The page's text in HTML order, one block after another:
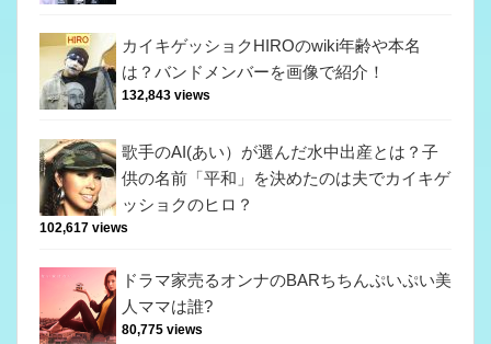
カイキゲッショクHIROのwiki年齢や本名
は？バンドメンバーを画像で紹介！
132,843 views
歌手のAI(あい）が選んだ水中出産とは？子
供の名前「平和」を決めたのは夫でカイキゲ
ッショクのヒロ？
102,617 views
ドラマ家売るオンナのBARちちんぷいぷい美
人ママは誰?
80,775 views